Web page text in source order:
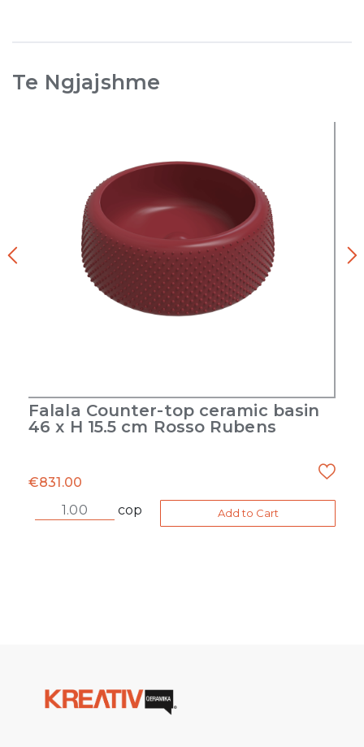
Te Ngjajshme
Falala Counter-top ceramic basin
46 x H 15.5 cm Rosso Rubens
€831.00
cop
Add to Cart